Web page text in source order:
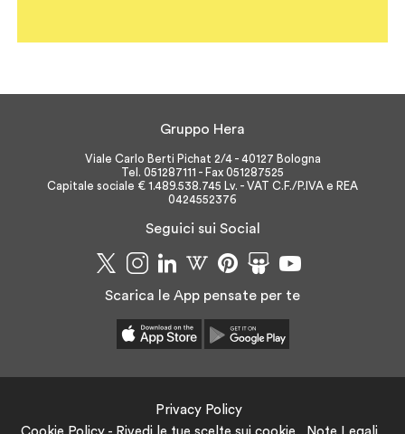
Gruppo Hera
Viale Carlo Berti Pichat 2/4 - 40127 Bologna
Tel. 051287111 - Fax 051287525
Capitale sociale € 1.489.538.745 Lv. - VAT C.F./P.IVA e REA
0424552376
Seguici sui Social
Scarica le App pensate per te
Privacy Policy